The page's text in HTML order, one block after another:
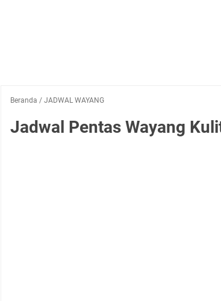
Beranda / JADWAL WAYANG
Jadwal Pentas Wayang